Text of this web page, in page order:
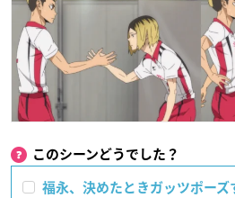
このシーンどうでした？
福永、決めたときガッツポーズ